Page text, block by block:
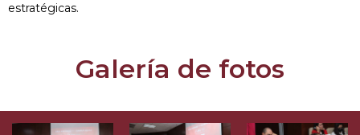
estratégicas.
Galería de fotos